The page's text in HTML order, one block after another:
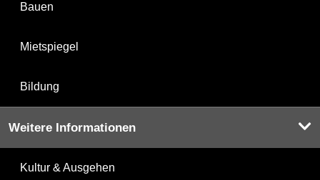
Bauen
Mietspiegel
Bildung
Weitere Informationen
Kultur & Ausgehen